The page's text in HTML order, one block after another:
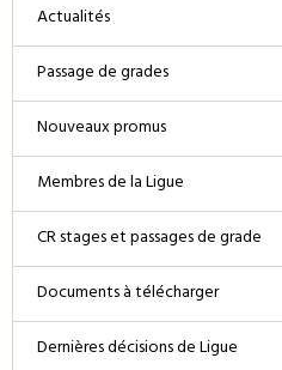
Actualités
Passage de grades
Nouveaux promus
Membres de la Ligue
CR stages et passages de grade
Documents à télécharger
Dernières décisions de Ligue